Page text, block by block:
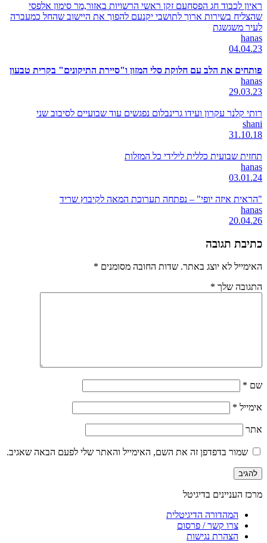
ראיון לכבוד חג הפסחעם זקן ראשי הרשויות באזור,מר סימון אלפסי
שהצליח בשירות ארוך לתושבי יקנעם להפוך את היישוב שהחל כמעברה
לעיר משגשגת
hanas
04.04.23
פותחים את הלב עם חלוקת סלי המזון ו"סיירת התיקונים" בקרית טבעון
hanas
29.03.23
רותי קלנר עקרון ועידו גרינבלום נפגשים עוד שבועיים לסיבוב שני
shani
31.10.18
תחזית שבועית כללית לילידי כל המזלות
hanas
03.01.24
"הראית איזה יופי" – נפתחה תערוכת המאה לקיבוץ שריד
hanas
20.04.26
כתיבת תגובה
האימייל לא יוצג באתר. שדות החובה מסומנים *
התגובה שלך *
שם *
אימייל *
אתר
שמור בדפדפן זה את השם, האימייל והאתר שלי לפעם הבאה שאגיב.
מרכז העניינים בדיגיטל
המהדורה הדיגיטלית
צרו קשר / פרסום
הצהרת נגישות